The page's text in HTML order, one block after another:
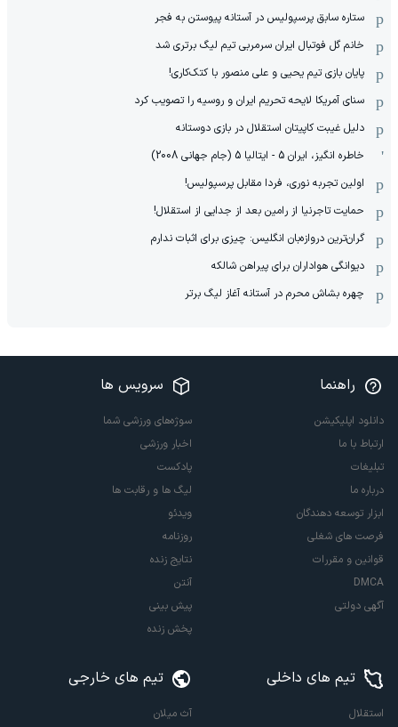
ستاره سابق پرسپولیس در آستانه پیوستن به فجر
خانم گل فوتبال ایران سرمربی تیم لیگ برتری شد
پایان بازی تیم یحیی و علی منصور با کتک‌کاری!
سنای آمریکا لایحه تحریم ایران و روسیه را تصویب کرد
دلیل غیبت کاپیتان استقلال در بازی دوستانه
خاطره انگیز، ایران 5 - ایتالیا 5 (جام جهانی 2008)
اولین تجربه نوری، فردا مقابل پرسپولیس!
حمایت تاجرنیا از رامین بعد از جدایی از استقلال!
گران‌ترین دروازه‌بان انگلیس: چیزی برای اثبات ندارم
دیوانگی هواداران برای پیراهن شالکه
چهره بشاش محرم در آستانه آغاز لیگ برتر
راهنما
دانلود اپلیکیشن
ارتباط با ما
تبلیغات
درباره ما
ابزار توسعه دهندگان
فرصت های شغلی
قوانین و مقررات
DMCA
آگهی دولتی
سرویس ها
سوژه‌های ورزشی شما
اخبار ورزشی
پادکست
لیگ ها و رقابت ها
ویدئو
روزنامه
نتایج زنده
آنتن
پیش بینی
پخش زنده
تیم های داخلی
استقلال
تیم های خارجی
آث میلان